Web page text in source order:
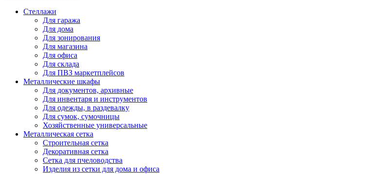
Стеллажи
Для гаража
Для дома
Для зонирования
Для магазина
Для офиса
Для склада
Для ПВЗ маркетплейсов
Металлические шкафы
Для документов, архивные
Для инвентаря и инструментов
Для одежды, в раздевалку
Для сумок, сумочницы
Хозяйственные универсальные
Металлическая сетка
Строительная сетка
Декоративная сетка
Сетка для пчеловодства
Изделия из сетки для дома и офиса